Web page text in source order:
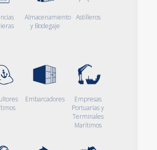
Almacenamiento
y Bodegaje
Astilleros
Embarcadores
Empresas
Portuarias y
Terminales
Marítimos